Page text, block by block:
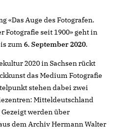
«Das Auge des Fotografen.
seit 1900» geht in
zum 6. September 2020.
2020 in Sachsen rückt
das Medium Fotografie
stehen dabei zwei
Mitteldeutschland
werden über
dem Archiv Hermann Walter